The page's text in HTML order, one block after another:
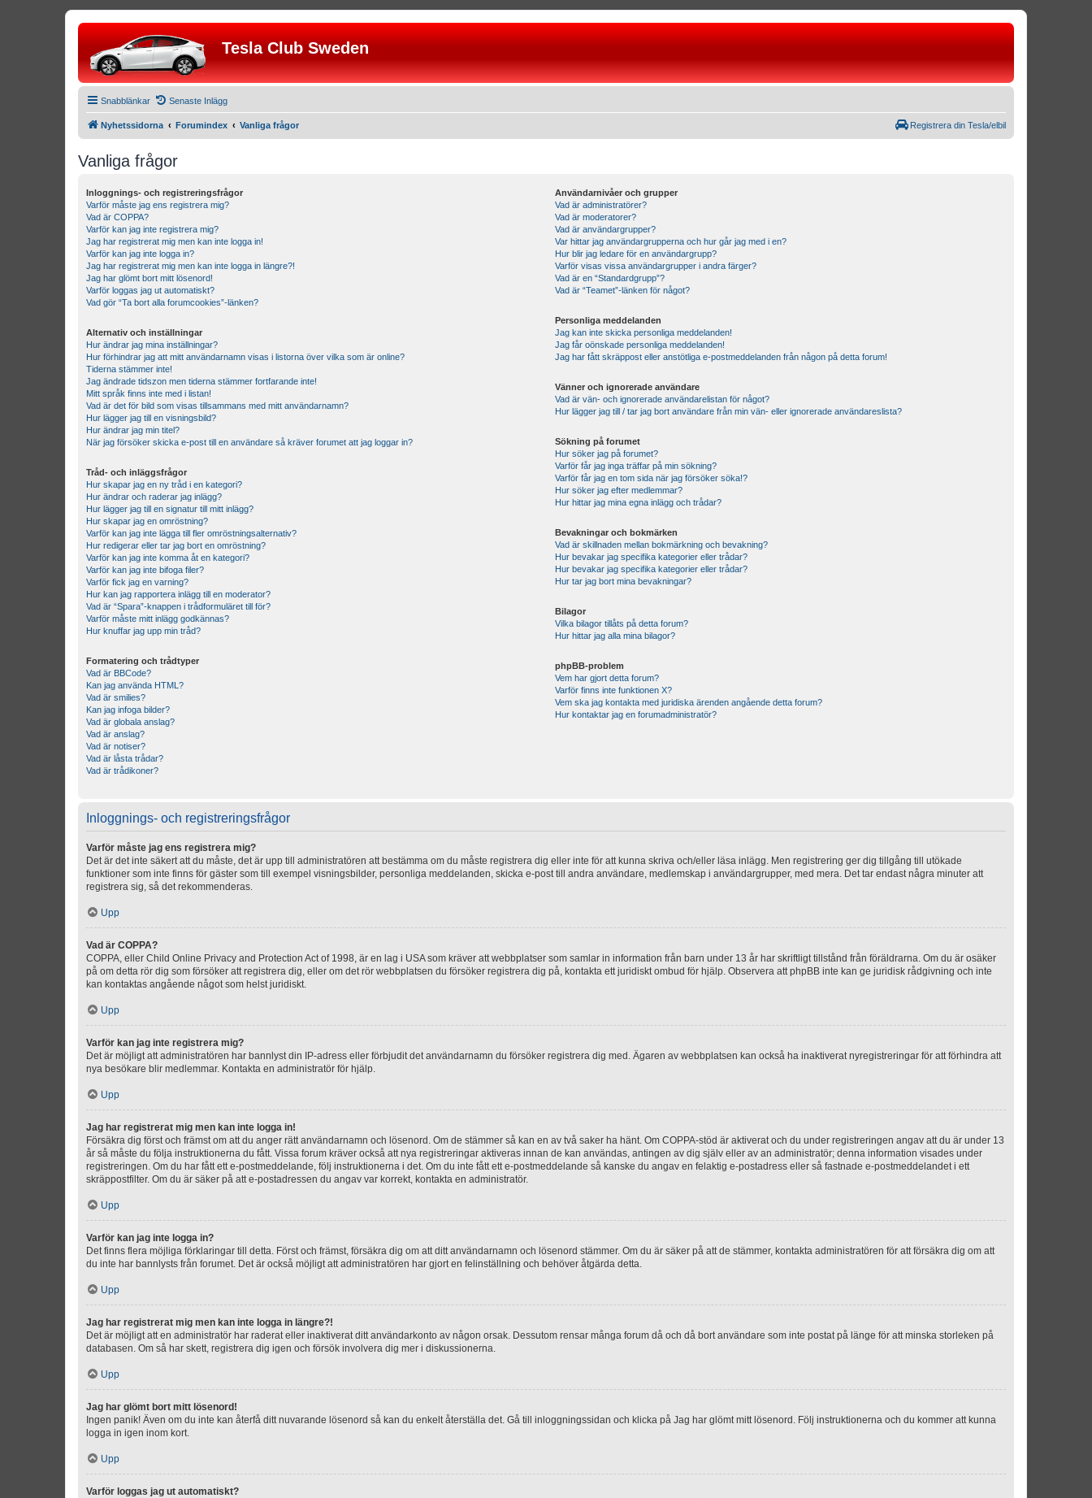
Tesla Club Sweden
Snabblänkar Senaste Inlägg
Nyhetssidorna Forumindex Vanliga frågor Registrera din Tesla/elbil
Vanliga frågor
Inloggnings- och registreringsfrågor
Varför måste jag ens registrera mig?
Vad är COPPA?
Varför kan jag inte registrera mig?
Jag har registrerat mig men kan inte logga in!
Varför kan jag inte logga in?
Jag har registrerat mig men kan inte logga in längre?!
Jag har glömt bort mitt lösenord!
Varför loggas jag ut automatiskt?
Vad gör “Ta bort alla forumcookies”-länken?
Alternativ och inställningar
Hur ändrar jag mina inställningar?
Hur förhindrar jag att mitt användarnamn visas i listorna över vilka som är online?
Tiderna stämmer inte!
Jag ändrade tidszon men tiderna stämmer fortfarande inte!
Mitt språk finns inte med i listan!
Vad är det för bild som visas tillsammans med mitt användarnamn?
Hur lägger jag till en visningsbild?
Hur ändrar jag min titel?
När jag försöker skicka e-post till en användare så kräver forumet att jag loggar in?
Tråd- och inläggsfrågor
Hur skapar jag en ny tråd i en kategori?
Hur ändrar och raderar jag inlägg?
Hur lägger jag till en signatur till mitt inlägg?
Hur skapar jag en omröstning?
Varför kan jag inte lägga till fler omröstningsalternativ?
Hur redigerar eller tar jag bort en omröstning?
Varför kan jag inte komma åt en kategori?
Varför kan jag inte bifoga filer?
Varför fick jag en varning?
Hur kan jag rapportera inlägg till en moderator?
Vad är “Spara”-knappen i trådformuläret till för?
Varför måste mitt inlägg godkännas?
Hur knuffar jag upp min tråd?
Formatering och trådtyper
Vad är BBCode?
Kan jag använda HTML?
Vad är smilies?
Kan jag infoga bilder?
Vad är globala anslag?
Vad är anslag?
Vad är notiser?
Vad är låsta trådar?
Vad är trådikoner?
Användarnivåer och grupper
Vad är administratörer?
Vad är moderatorer?
Vad är användargrupper?
Var hittar jag användargrupperna och hur går jag med i en?
Hur blir jag ledare för en användargrupp?
Varför visas vissa användargrupper i andra färger?
Vad är en “Standardgrupp”?
Vad är “Teamet”-länken för något?
Personliga meddelanden
Jag kan inte skicka personliga meddelanden!
Jag får oönskade personliga meddelanden!
Jag har fått skräppost eller anstötliga e-postmeddelanden från någon på detta forum!
Vänner och ignorerade användare
Vad är vän- och ignorerade användarelistan för något?
Hur lägger jag till / tar jag bort användare från min vän- eller ignorerade användareslista?
Sökning på forumet
Hur söker jag på forumet?
Varför får jag inga träffar på min sökning?
Varför får jag en tom sida när jag försöker söka!?
Hur söker jag efter medlemmar?
Hur hittar jag mina egna inlägg och trådar?
Bevakningar och bokmärken
Vad är skillnaden mellan bokmärkning och bevakning?
Hur bevakar jag specifika kategorier eller trådar?
Hur bevakar jag specifika kategorier eller trådar?
Hur tar jag bort mina bevakningar?
Bilagor
Vilka bilagor tillåts på detta forum?
Hur hittar jag alla mina bilagor?
phpBB-problem
Vem har gjort detta forum?
Varför finns inte funktionen X?
Vem ska jag kontakta med juridiska ärenden angående detta forum?
Hur kontaktar jag en forumadministratör?
Inloggnings- och registreringsfrågor
Varför måste jag ens registrera mig?
Det är det inte säkert att du måste, det är upp till administratören att bestämma om du måste registrera dig eller inte för att kunna skriva och/eller läsa inlägg. Men registrering ger dig tillgång till utökade
funktioner som inte finns för gäster som till exempel visningsbilder, personliga meddelanden, skicka e-post till andra användare, medlemskap i användargrupper, med mera. Det tar endast några minuter att
registrera sig, så det rekommenderas.
Upp
Vad är COPPA?
COPPA, eller Child Online Privacy and Protection Act of 1998, är en lag i USA som kräver att webbplatser som samlar in information från barn under 13 år har skriftligt tillstånd från föräldrarna. Om du är osäker
på om detta rör dig som försöker att registrera dig, eller om det rör webbplatsen du försöker registrera dig på, kontakta ett juridiskt ombud för hjälp. Observera att phpBB inte kan ge juridisk rådgivning och inte
kan kontaktas angående något som helst juridiskt.
Upp
Varför kan jag inte registrera mig?
Det är möjligt att administratören har bannlyst din IP-adress eller förbjudit det användarnamn du försöker registrera dig med. Ägaren av webbplatsen kan också ha inaktiverat nyregistreringar för att förhindra att
nya besökare blir medlemmar. Kontakta en administratör för hjälp.
Upp
Jag har registrerat mig men kan inte logga in!
Försäkra dig först och främst om att du anger rätt användarnamn och lösenord. Om de stämmer så kan en av två saker ha hänt. Om COPPA-stöd är aktiverat och du under registreringen angav att du är under 13
år så måste du följa instruktionerna du fått. Vissa forum kräver också att nya registreringar aktiveras innan de kan användas, antingen av dig själv eller av an administratör; denna information visades under
registreringen. Om du har fått ett e-postmeddelande, följ instruktionerna i det. Om du inte fått ett e-postmeddelande så kanske du angav en felaktig e-postadress eller så fastnade e-postmeddelandet i ett
skräppostfilter. Om du är säker på att e-postadressen du angav var korrekt, kontakta en administratör.
Upp
Varför kan jag inte logga in?
Det finns flera möjliga förklaringar till detta. Först och främst, försäkra dig om att ditt användarnamn och lösenord stämmer. Om du är säker på att de stämmer, kontakta administratören för att försäkra dig om att
du inte har bannlysts från forumet. Det är också möjligt att administratören har gjort en felinställning och behöver åtgärda detta.
Upp
Jag har registrerat mig men kan inte logga in längre?!
Det är möjligt att en administratör har raderat eller inaktiverat ditt användarkonto av någon orsak. Dessutom rensar många forum då och då bort användare som inte postat på länge för att minska storleken på
databasen. Om så har skett, registrera dig igen och försök involvera dig mer i diskussionerna.
Upp
Jag har glömt bort mitt lösenord!
Ingen panik! Även om du inte kan återfå ditt nuvarande lösenord så kan du enkelt återställa det. Gå till inloggningssidan och klicka på Jag har glömt mitt lösenord. Följ instruktionerna och du kommer att kunna
logga in igen inom kort.
Upp
Varför loggas jag ut automatiskt?